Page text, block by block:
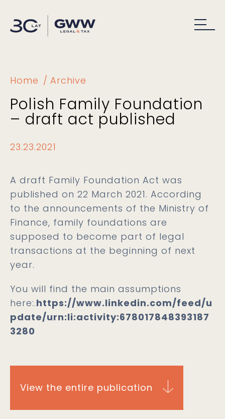
Home Archive
Polish Family Foundation
– draft act published
23.23.2021
A draft Family Foundation Act was
published on 22 March 2021. According
to the announcements of the Ministry of
Finance, family foundations are
supposed to become part of legal
transactions at the beginning of next
year.
You will find the main assumptions
here:.https://www.linkedin.com/feed/u
pdate/urn:li:activity:678017848393187
3280
View the entire publication